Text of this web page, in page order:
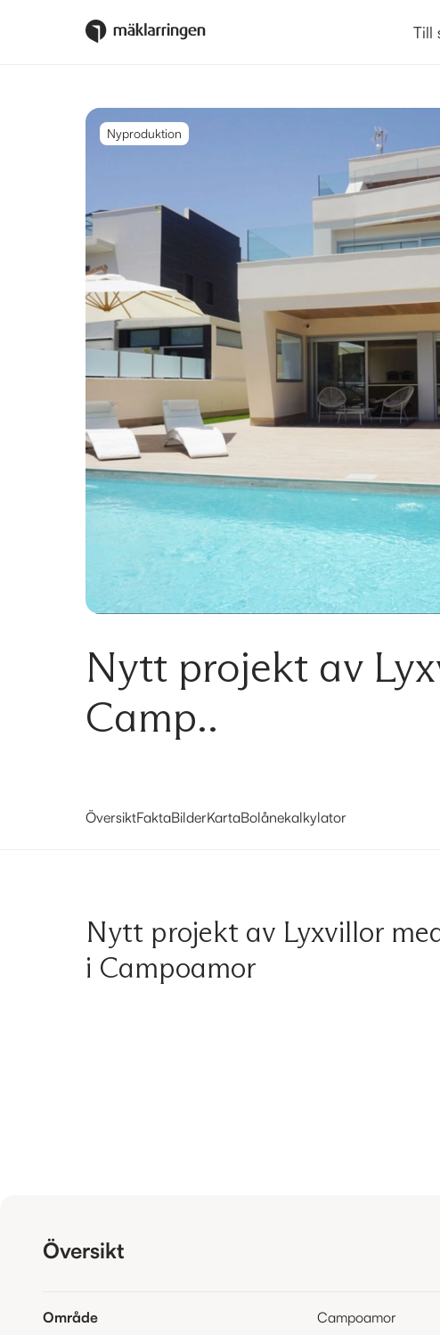
Till
Nyproduktion
Nytt projekt av
Camp..
ÖversiktFaktaBilderKartaBolånekalkylator
Nytt projekt av Lyxvillor
i Campoamor
Översikt
Område Campoamor